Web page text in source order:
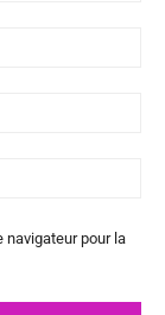
navigateur pour la